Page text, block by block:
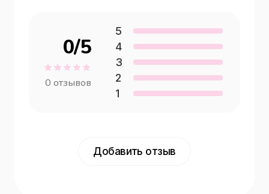
0/5
0 отзывов
5
4
3
2
1
Добавить отзыв